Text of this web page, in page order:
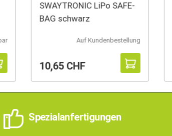
SWAYTRONIC LiPo SAFE-
BAG schwarz
Auf Kundenbestellung
10,65 CHF
Spezialanfertigungen